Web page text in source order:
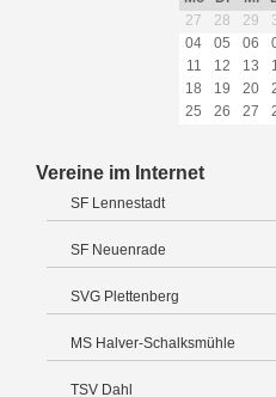
27
28 29
04
05 06
11
12 13
18
19 20
25
26 27
Vereine im Internet
SF Lennestadt
SF Neuenrade
SVG Plettenberg
MS Halver-Schalksmühle
TSV Dahl